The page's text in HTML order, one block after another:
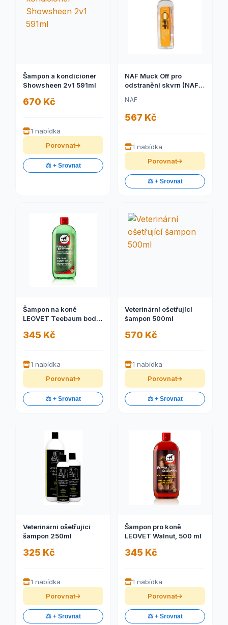
Šampon a kondicionér
Showsheen 2v1 591ml
670 Kč
1 nabídka
Porovnat
⚖️ + Srovnat
NAF Muck Off pro
odstranění skvrn (NAF
skvrn, lahvička s
rozprašovačem 500ml)
NAF
567 Kč
1 nabídka
Porovnat
⚖️ + Srovnat
Šampon na koně
LEOVET Teebaum body
345 Kč
1 nabídka
Porovnat
⚖️ + Srovnat
Veterinární ošetřující
šampon 500ml
570 Kč
1 nabídka
Porovnat
⚖️ + Srovnat
Veterinární ošetřující
šampon 250ml
325 Kč
1 nabídka
Porovnat
⚖️ + Srovnat
Šampon pro koně
LEOVET Walnut, 500 ml
345 Kč
1 nabídka
Porovnat
⚖️ + Srovnat